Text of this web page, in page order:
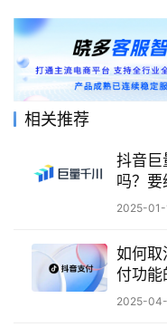
相关推荐
抖音巨
吗？要
方面考
2025-01-
如何取
付功能
付：取
2025-